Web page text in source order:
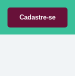
Cadastre-se